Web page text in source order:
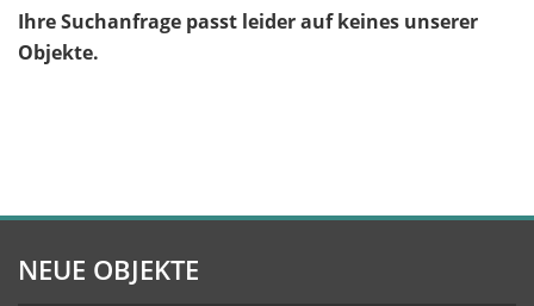
Ihre Suchanfrage passt leider auf keines unserer
Objekte.
NEUE OBJEKTE